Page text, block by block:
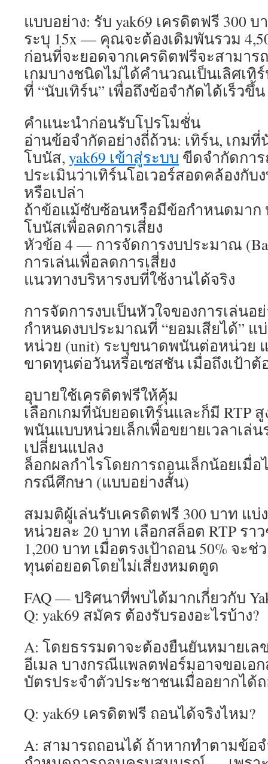
แบบอย่าง: รับ yak69 เครดิตฟรี 300 บ
ระบุ 15x — คุณจะต้องเดิมพันรวม
ก่อนที่จะยอดจากเครดิตฟรีจะสามาร
เกมบางชนิดไม่ได้คำนวณเป็นเลิศเทิ
ที่ “นับเทิร์น” เพื่อถึงข้อจำกัดได้เร็วขึ้น
คำแนะนำก่อนรับโปรโมชั่น
อ่านข้อจำกัดอย่างถี่ถ้วน: เทิร์น, เกมที่
โบนัส, yak69 เข้าสู่ระบบ ขีดจำกัดกา
ประเมินว่าเทิร์นโอเวอร์สอดคล้องกั
หรือเปล่า
ถ้าข้อแม้ซับซ้อนหรือมีข้อกำหนดมาก
โบนัสเพื่อลดการเสี่ยง
หัวข้อ 4 — การจัดการงบประมาณ
การเล่นเพื่อลดการเสี่ยง
แนวทางบริหารงบที่ใช้งานได้จริง
การจัดการงบเป็นหัวใจของการเล่น
กำหนดงบประมาณที่ “ยอมเสียได้” แ
หน่วย (unit) ระบุขนาดพนันต่อหน่วย
ขาดทุนต่อวันหรือเซสชัน เมื่อถึงเป้าต้
อุบายใช้เครดิตฟรีให้คุ้ม
เลือกเกมที่นับยอดเทิร์นและก็มี RTP
พนันแบบหน่วยเล็กเพื่อขยายเวลาเล่
เปลี่ยนแปลง
ล็อกผลกำไรโดยการถอนเล็กน้อยเมื่อ
กรณีศึกษา (แบบอย่างสั้น)
สมมติผู้เล่นรับเครดิตฟรี 300 บาท แบ่
หน่วยละ 20 บาท เลือกสล็อต RTP ราว
1,200 บาท เมื่อตรงเป้าถอน 50% จะ
ทุนต่อยอดโดยไม่เสี่ยงหมดตูด
FAQ — ปริศนาที่พบได้มากเกี่ยวกับ
Q: yak69 สมัคร ต้องรับรองอะไรบ้าง?
A: โดยธรรมดาจะต้องยืนยันหมายเ
อีเมล บางกรณีแพลตฟอร์มอาจขอเอก
บัตรประจำตัวประชาชนเมื่ออยากได้ถ
Q: yak69 เครดิตฟรี ถอนได้จริงไหม?
A: สามารถถอนได้ ถ้าหากทำตามข้อ